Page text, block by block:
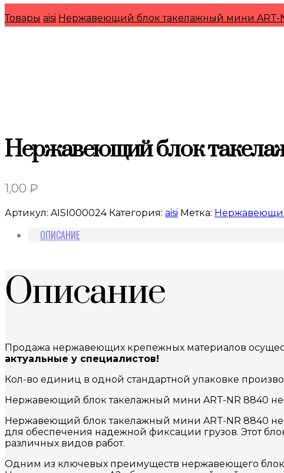
Товары aisi Нержавеющий блок такелажный мини
Нержавеющий блок
1,00 ₽
Артикул: AISI000024 Категория: aisi Метка:
ОПИСАНИЕ
Описание
Продажа нержавеющих крепежных материалов
актуальные у специалистов!
Кол-во единиц в одной стандартной упаковке
Нержавеющий блок такелажный мини ART-NR 8840
Нержавеющий блок такелажный мини ART-NR 8840
для обеспечения надежной фиксации грузов. Этот
различных видов работ.
Одним из ключевых преимуществ нержавеющего